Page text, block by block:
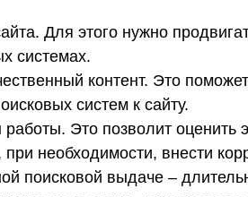
Для этого нужно
системах.
контент. Это
систем к сайту.
работы. Это позволит оценить
необходимости, внести
поисковой выдаче –